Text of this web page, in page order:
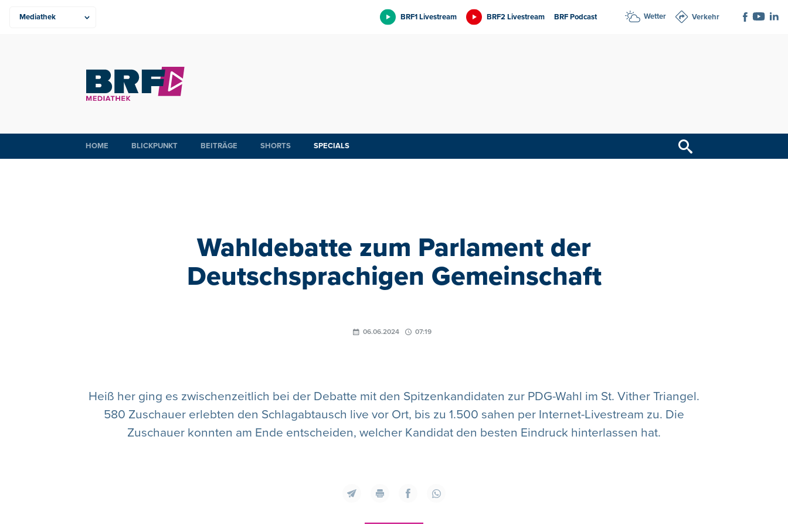
BRF1 Livestream BRF2 Livestream BRF Podcast Wetter Verkehr
HOME BLICKPUNKT BEITRÄGE SHORTS SPECIALS
Wahldebatte zum Parlament der
Deutschsprachigen Gemeinschaft
06.06.2024 07:19
Heiß her ging es zwischenzeitlich bei der Debatte mit den Spitzenkandidaten zur PDG-Wahl im St. Vither Triangel.
580 Zuschauer erlebten den Schlagabtausch live vor Ort, bis zu 1.500 sahen per Internet-Livestream zu. Die
Zuschauer konnten am Ende entscheiden, welcher Kandidat den besten Eindruck hinterlassen hat.